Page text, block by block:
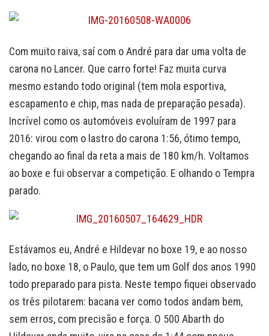
Com muito raiva, saí com o André para dar uma volta de
carona no Lancer. Que carro forte! Faz muita curva
mesmo estando todo original (tem mola esportiva,
escapamento e chip, mas nada de preparação pesada).
Incrível como os automóveis evoluíram de 1997 para
2016: virou com o lastro do carona 1:56, ótimo tempo,
chegando ao final da reta a mais de 180 km/h. Voltamos
ao boxe e fui observar a competição. E olhando o Tempra
parado.
Estávamos eu, André e Hildevar no boxe 19, e ao nosso
lado, no boxe 18, o Paulo, que tem um Golf dos anos 1990
todo preparado para pista. Neste tempo fiquei observado
os três pilotarem: bacana ver como todos andam bem,
sem erros, com precisão e força. O 500 Abarth do